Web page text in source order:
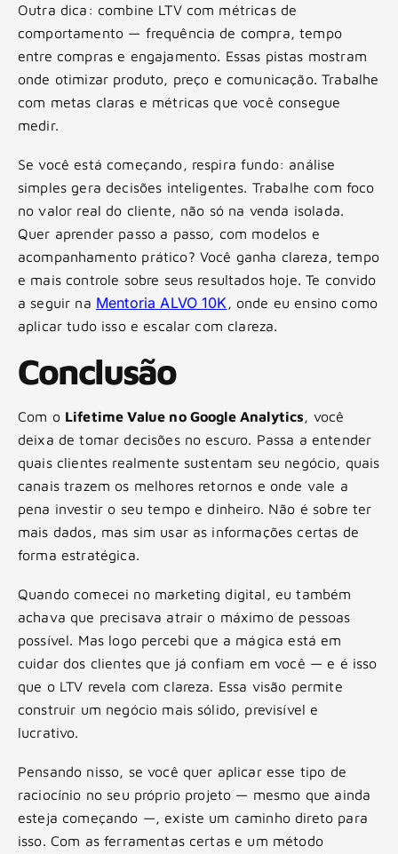
Outra dica: combine LTV com métricas de
comportamento — frequência de compra, tempo
entre compras e engajamento. Essas pistas mostram
onde otimizar produto, preço e comunicação. Trabalhe
com metas claras e métricas que você consegue
medir.
Se você está começando, respira fundo: análise
simples gera decisões inteligentes. Trabalhe com foco
no valor real do cliente, não só na venda isolada.
Quer aprender passo a passo, com modelos e
acompanhamento prático? Você ganha clareza, tempo
e mais controle sobre seus resultados hoje. Te convido
a seguir na Mentoria ALVO 10K , onde eu ensino como
aplicar tudo isso e escalar com clareza.
Conclusão
Com o Lifetime Value no Google Analytics, você
deixa de tomar decisões no escuro. Passa a entender
quais clientes realmente sustentam seu negócio, quais
canais trazem os melhores retornos e onde vale a
pena investir o seu tempo e dinheiro. Não é sobre ter
mais dados, mas sim usar as informações certas de
forma estratégica.
Quando comecei no marketing digital, eu também
achava que precisava atrair o máximo de pessoas
possível. Mas logo percebi que a mágica está em
cuidar dos clientes que já confiam em você — e é isso
que o LTV revela com clareza. Essa visão permite
construir um negócio mais sólido, previsível e
lucrativo.
Pensando nisso, se você quer aplicar esse tipo de
raciocínio no seu próprio projeto — mesmo que ainda
esteja começando —, existe um caminho direto para
isso. Com as ferramentas certas e um método